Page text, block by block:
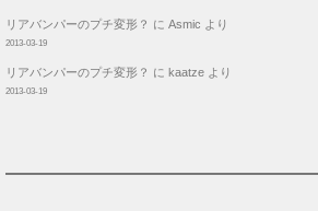
リアバンパーのプチ変形？ に Asmic より
2013-03-19
リアバンパーのプチ変形？ に kaatze より
2013-03-19